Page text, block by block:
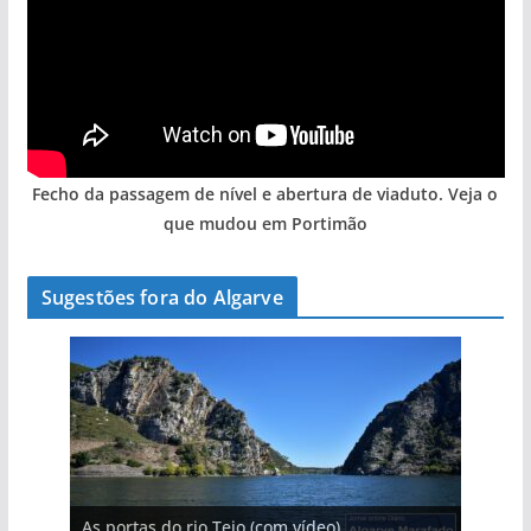
Fecho da passagem de nível e abertura de viaduto. Veja o
que mudou em Portimão
Sugestões fora do Algarve
As portas do rio Tejo (com vídeo)
A piscina natural com cascata
A aldeia mais portuguesa de Portugal (com
vídeo)